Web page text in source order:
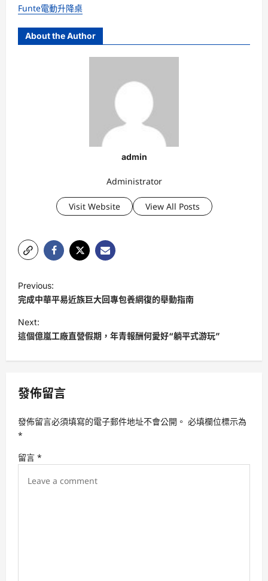
Funte電動升降桌
About the Author
admin
Administrator
Visit Website View All Posts
o
s
t
v
g
t
Previous:
完成中華平易近族巨大回專包養網復的舉動指南
Next:
這個億嵐工廠直營假期，年青報酬何愛好“躺平式游玩”
發佈留言
發佈留言必須填寫的電子郵件地址不會公開。 必填欄位標示為
*
留言 *